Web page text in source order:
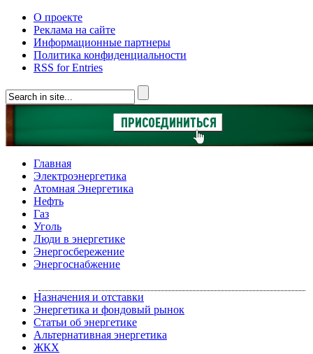
О проекте
Реклама на сайте
Информационные партнеры
Политика конфиденциальности
RSS for Entries
Главная
Электроэнергетика
Атомная Энергетика
Нефть
Газ
Уголь
Люди в энергетике
Энергосбережение
Энергоснабжение
Назначения и отставки
Энергетика и фондовый рынок
Статьи об энергетике
Альтернативная энергетика
ЖКХ